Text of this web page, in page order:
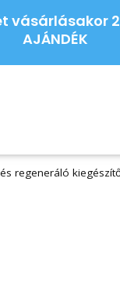
vásárlásakor
AJÁNDÉK
regeneráló